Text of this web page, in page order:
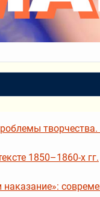
1850–1860-х гг.